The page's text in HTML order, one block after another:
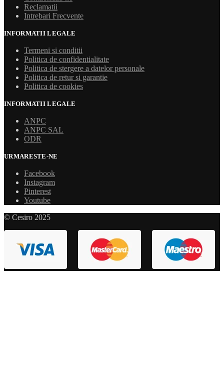
Reclamatii
Intrebari Frecvente
INFORMATII LEGALE
Termeni si conditii
Politica de confidentialitate
Politica de stergere a datelor personale
Politica de retur si garantie
Politica de cookies
INFORMATII LEGALE
ANPC
ANPC SAL
ODR
URMARESTE-NE
Facebook
Instagram
Pinterest
Youtube
© Cesiro 2025